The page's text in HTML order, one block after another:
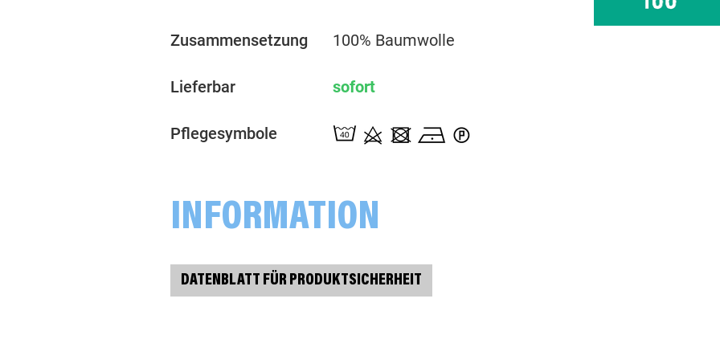
000675 uni, schlamm
Zusammensetzung 100% Baumwolle
Lieferbar sofort
Pflegesymbole
INFORMATION
DATENBLATT FÜR PRODUKTSICHERHEIT